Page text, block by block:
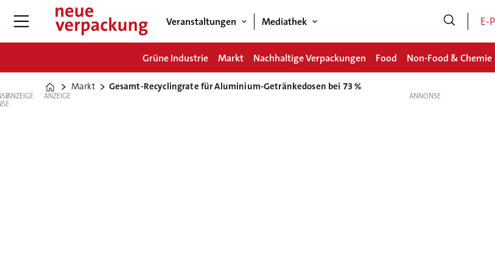
Veranstaltungen Mediathek E-
Grüne Industrie Markt Nachhaltige Verpackungen Food Non-Food & Chemie
Home
Markt Gesamt-Recyclingrate für Aluminium-Getränkedosen bei 73 %
ANZEIGE ANZEIGE